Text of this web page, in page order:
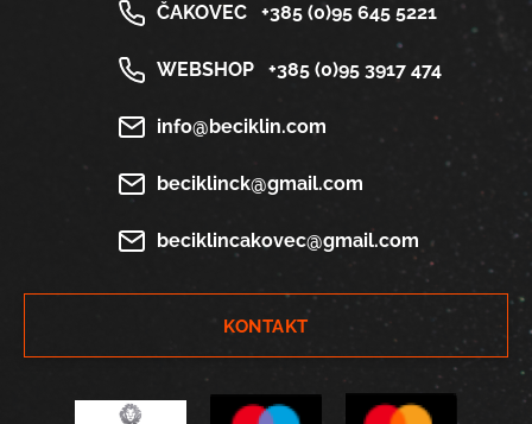
ČAKOVEC +385 (0)95 645 5221
WEBSHOP +385 (0)95 3917 474
info@beciklin.com
beciklinck@gmail.com
beciklincakovec@gmail.com
KONTAKT